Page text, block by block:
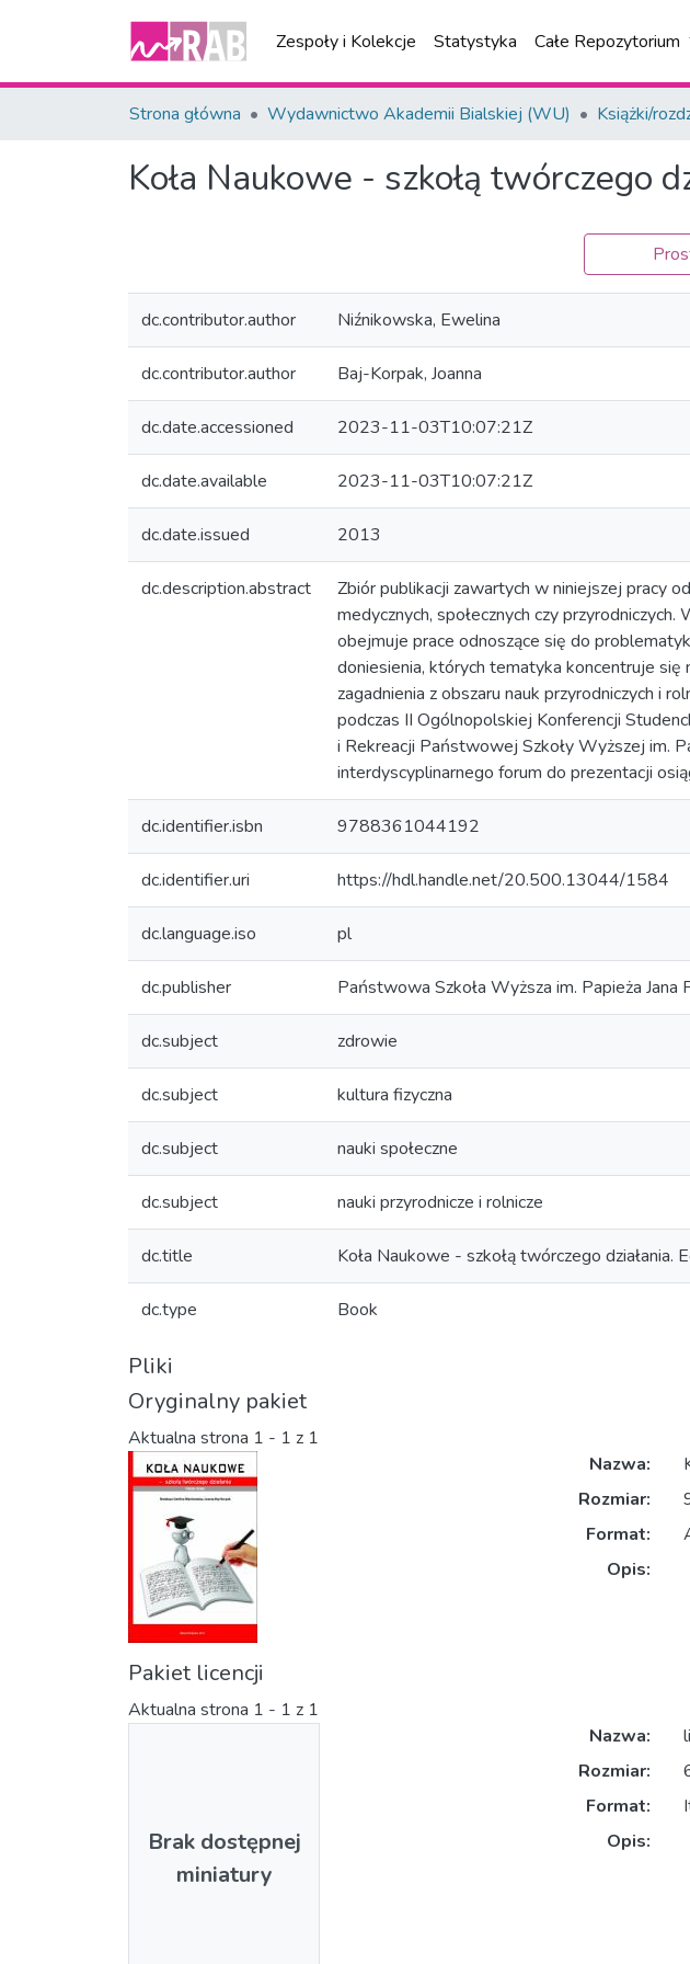
Zespoły i Kolekcje Statystyka Całe Repozytorium
Strona główna Wydawnictwo Akademii Bialskiej (WU) Książki/
Koła Naukowe - szkołą twórczego
dc.contributor.author Niźnikowska, Ewelina
dc.contributor.author Baj-Korpak, Joanna
dc.date.accessioned 2023-11-03T10:07:21Z
dc.date.available 2023-11-03T10:07:21Z
dc.date.issued 2013
dc.description.abstract
Zbiór publikacji zawartych w niniejszej pracy
medycznych, społecznych czy
obejmuje prace odnoszące się do
doniesienia, których tematyka koncentruje się
zagadnienia z obszaru nauk przyrodniczych i
podczas II Ogólnopolskiej Konferencji
i Rekreacji Państwowej Szkoły Wyższej im.
interdyscyplinarnego forum do prezentacji
dc.identifier.isbn 9788361044192
dc.identifier.uri https://hdl.handle.net/20.500.13044/1584
dc.language.iso pl
dc.publisher Państwowa Szkoła Wyższa im. Papieża Jana
dc.subject zdrowie
dc.subject kultura fizyczna
dc.subject nauki społeczne
dc.subject nauki przyrodnicze i rolnicze
dc.title Koła Naukowe - szkołą twórczego działania.
dc.type Book
Pliki
Oryginalny pakiet
Aktualna strona 1 - 1 z 1
Nazwa:
Rozmiar:
Format:
Opis:
Pakiet licencji
Aktualna strona 1 - 1 z 1
Brak dostępnej
miniatury
Nazwa:
Rozmiar:
Format:
Opis: